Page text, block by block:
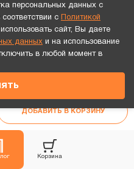
Корзина
по СМС или телефону!
ДОБАВИТЬ В КОРЗИНУ
персональных данных с
с
Политикой
сайт, Вы даете
данных и на использование
в любой момент в